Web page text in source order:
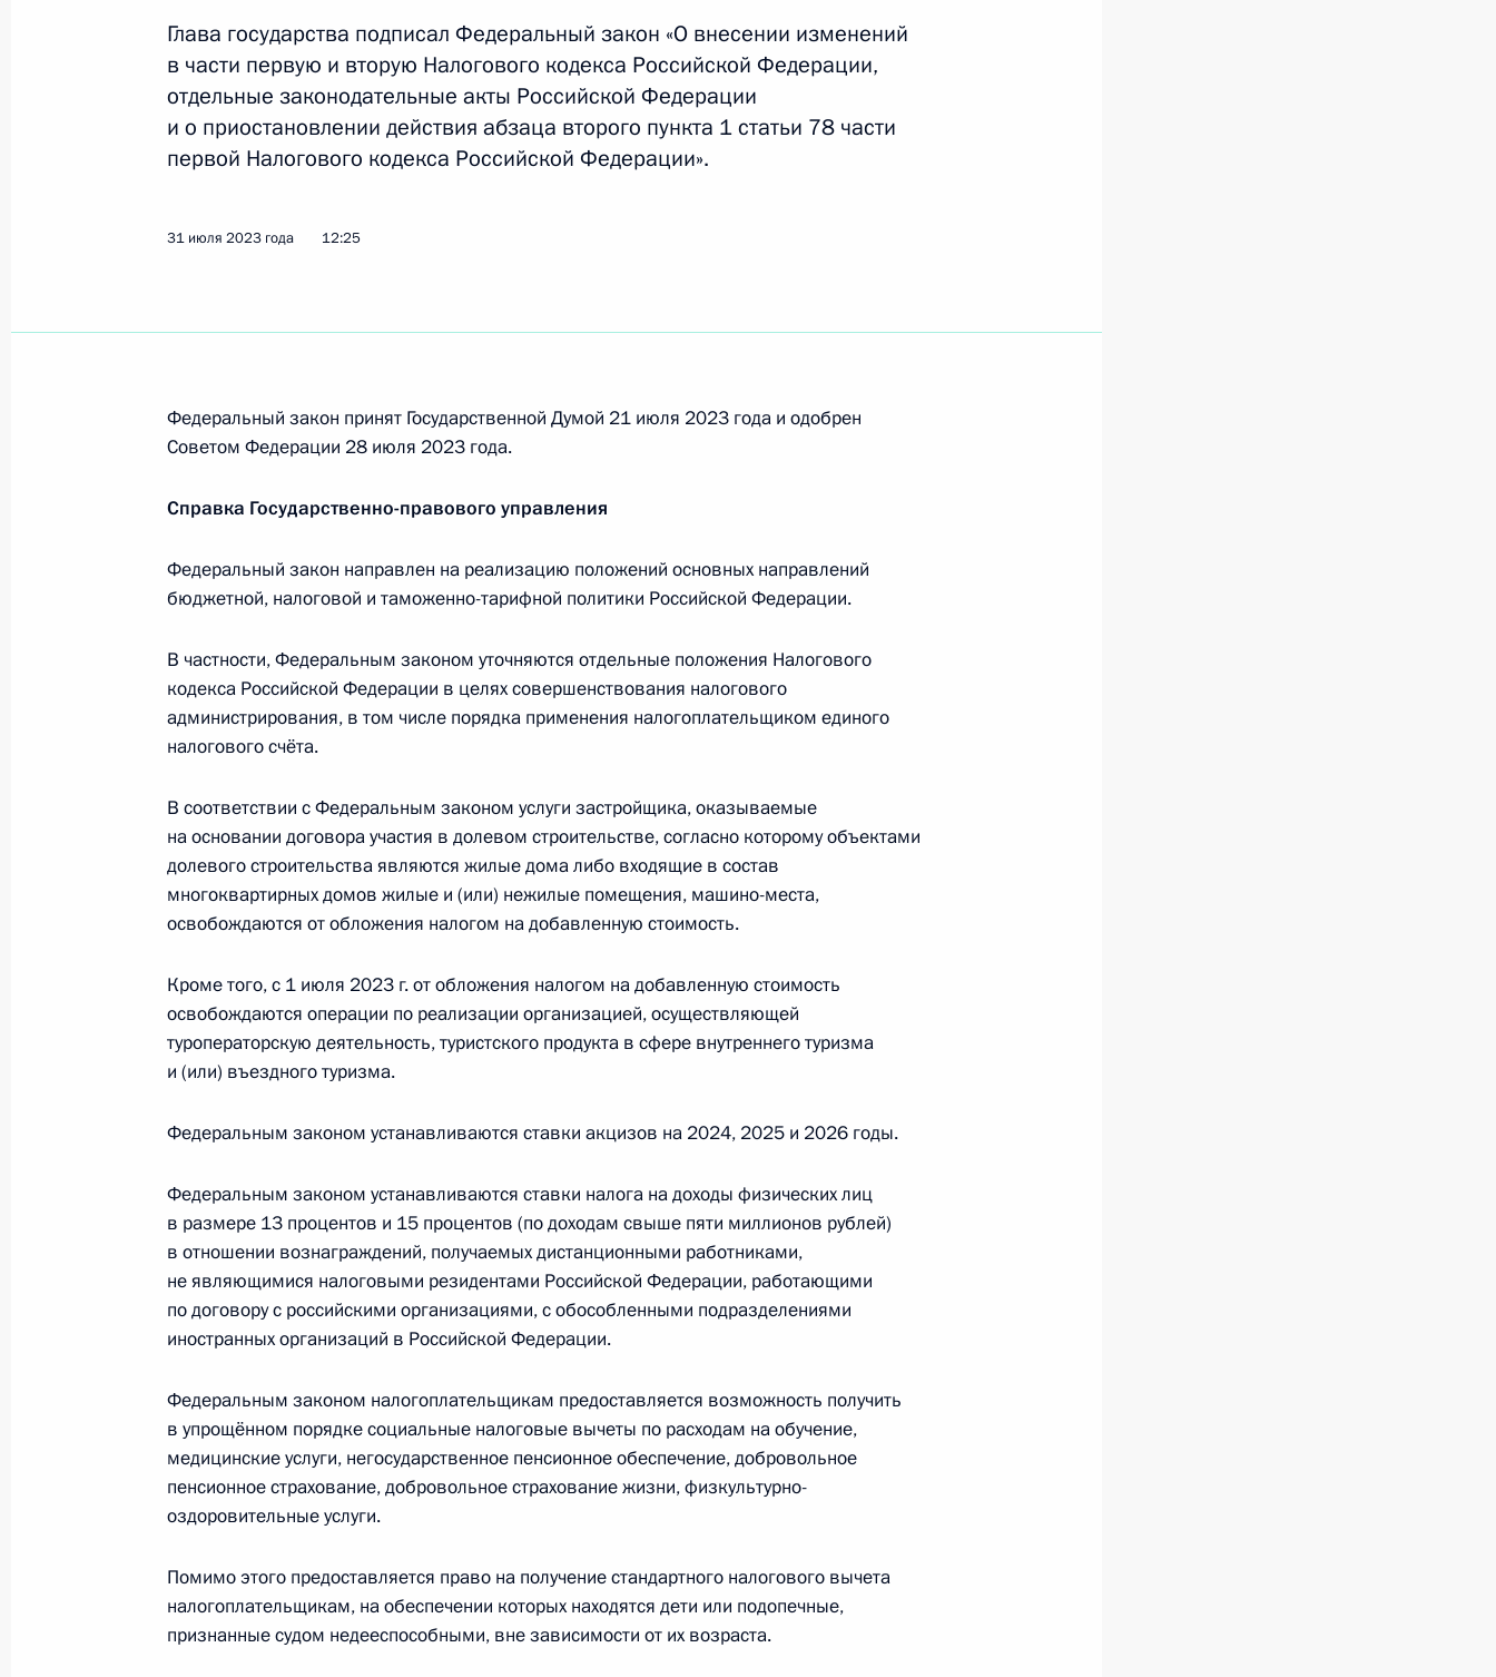
Подписан закон о северном завозе
4 августа 2023 года, 14:15
Россией и Венгрией о предоставлении Венгрии кредита для
финансирования строительства атомной электростанции
31 июля 2023 года, 15:25
В законодательство внесены изменения, направленные
налоговой и таможенно-тарифной политики
31 июля 2023 года, 12:25
Встреча с президентом Нового банка развития Дилмой Роуссефф
26 июля 2023 года, 18:30
Совещание по экономическим вопросам
25 июля 2023 года, 17:25
В законодательство внесены изменения, направленные
денежных средств со счетов граждан
Внесены изменения в законодательство, касающееся
аудиторской деятельности, валютного и таможенного
регулирования и контроля
Законодательно определён порядок учёта цифровых рублей
и совершения операций с ними
Законодательно определён правовой режим обращения
Глава государства подписал Федеральный закон «О внесении изменений
в части первую и вторую Налогового кодекса Российской Федерации,
отдельные законодательные акты Российской Федерации
и о приостановлении действия абзаца второго пункта 1 статьи 78 части
первой Налогового кодекса Российской Федерации».
31 июля 2023 года 12:25
Федеральный закон принят Государственной Думой 21 июля 2023 года и одобрен
Советом Федерации 28 июля 2023 года.
Справка Государственно-правового управления
Федеральный закон направлен на реализацию положений основных направлений
бюджетной, налоговой и таможенно-тарифной политики Российской Федерации.
В частности, Федеральным законом уточняются отдельные положения Налогового
кодекса Российской Федерации в целях совершенствования налогового
администрирования, в том числе порядка применения налогоплательщиком единого
налогового счёта.
В соответствии с Федеральным законом услуги застройщика, оказываемые
на основании договора участия в долевом строительстве, согласно которому объектами
долевого строительства являются жилые дома либо входящие в состав
многоквартирных домов жилые и (или) нежилые помещения, машино-места,
освобождаются от обложения налогом на добавленную стоимость.
Кроме того, с 1 июля 2023 г. от обложения налогом на добавленную стоимость
освобождаются операции по реализации организацией, осуществляющей
туроператорскую деятельность, туристского продукта в сфере внутреннего туризма
и (или) въездного туризма.
Федеральным законом устанавливаются ставки акцизов на 2024, 2025 и 2026 годы.
Федеральным законом устанавливаются ставки налога на доходы физических лиц
в размере 13 процентов и 15 процентов (по доходам свыше пяти миллионов рублей)
в отношении вознаграждений, получаемых дистанционными работниками,
не являющимися налоговыми резидентами Российской Федерации, работающими
по договору с российскими организациями, с обособленными подразделениями
иностранных организаций в Российской Федерации.
Федеральным законом налогоплательщикам предоставляется возможность получить
в упрощённом порядке социальные налоговые вычеты по расходам на обучение,
медицинские услуги, негосударственное пенсионное обеспечение, добровольное
пенсионное страхование, добровольное страхование жизни, физкультурно-
оздоровительные услуги.
Помимо этого предоставляется право на получение стандартного налогового вычета
налогоплательщикам, на обеспечении которых находятся дети или подопечные,
признанные судом недееспособными, вне зависимости от их возраста.